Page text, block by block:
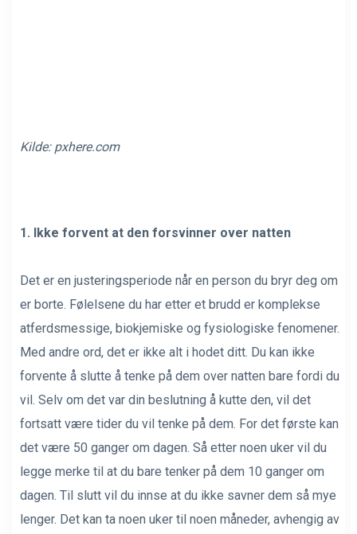
Kilde: pxhere.com
1. Ikke forvent at den forsvinner over natten
Det er en justeringsperiode når en person du bryr deg om
er borte. Følelsene du har etter et brudd er komplekse
atferdsmessige, biokjemiske og fysiologiske fenomener.
Med andre ord, det er ikke alt i hodet ditt. Du kan ikke
forvente å slutte å tenke på dem over natten bare fordi du
vil. Selv om det var din beslutning å kutte den, vil det
fortsatt være tider du vil tenke på dem. For det første kan
det være 50 ganger om dagen. Så etter noen uker vil du
legge merke til at du bare tenker på dem 10 ganger om
dagen. Til slutt vil du innse at du ikke savner dem så mye
lenger. Det kan ta noen uker til noen måneder, avhengig av